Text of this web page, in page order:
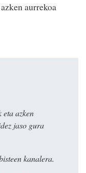
aurrekoa
eta azken
jaso gura
kanalera.